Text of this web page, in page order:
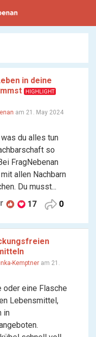
in deine
HIGHLIGHT
am 21. May 2024
du alles tun
so
FragNebenan
allen Nachbarn
Du musst...
17 0
Kemptner am 21.
oder eine Flasche
Lebensmittel,
in